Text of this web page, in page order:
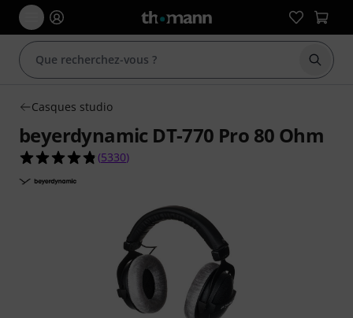
Casques studio
beyerdynamic DT-770 Pro 80 Ohm
4.8 étoiles sur 5 d'après 5330 évaluations clients
(5330)